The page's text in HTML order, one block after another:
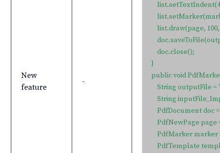
New
feature
-
list.draw(page,
    doc.close();
}
public void
String
String
PdfDocument doc
PdfNewPage page
PdfMarker
PdfTemplate